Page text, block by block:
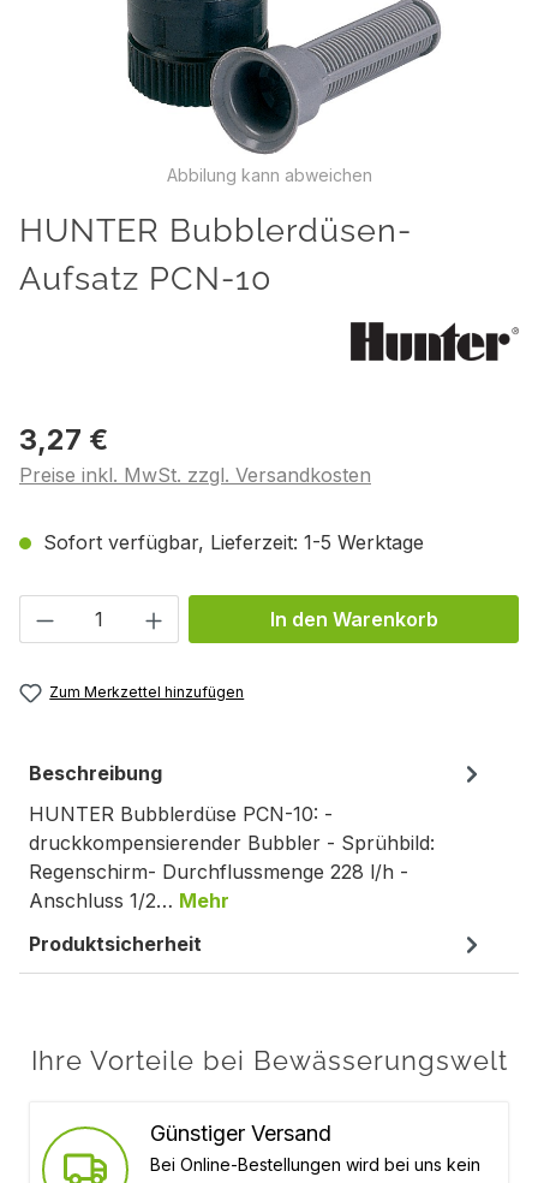
Abbilung kann abweichen
HUNTER Bubblerdüsen-
Aufsatz PCN-10
3,27 €
Preise inkl. MwSt. zzgl. Versandkosten
Sofort verfügbar, Lieferzeit: 1-5 Werktage
Produkt Anzahl: Gib den gewünschten
In den Warenkorb
Zum Merkzettel hinzufügen
Beschreibung
HUNTER Bubblerdüse PCN-10: -
druckkompensierender Bubbler - Sprühbild:
Regenschirm- Durchflussmenge 228 l/h -
Anschluss 1/2… Mehr
Produktsicherheit
Ihre Vorteile bei Bewässerungswelt
Günstiger Versand
Bei Online-Bestellungen wird bei uns kein